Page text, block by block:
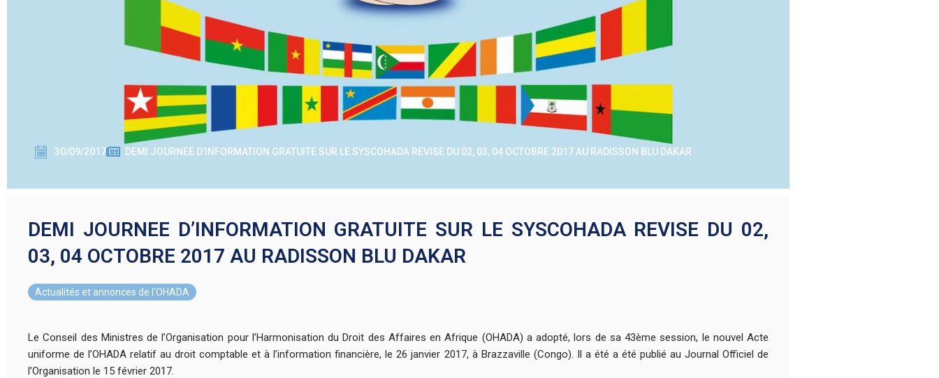
30/09/2017 DEMI JOURNEE D’INFORMATION GRATUITE SUR LE SYSCOHADA REVISE DU 02, 03, 04 OCTOBRE 2017 AU RADISSON BLU DAKAR
DEMI JOURNEE D’INFORMATION GRATUITE SUR LE SYSCOHADA REVISE DU 02,
03, 04 OCTOBRE 2017 AU RADISSON BLU DAKAR
Actualités et annonces de l'OHADA
Le Conseil des Ministres de l’Organisation pour l’Harmonisation du Droit des Affaires en Afrique (OHADA) a adopté, lors de sa 43ème session, le nouvel Acte
uniforme de l’OHADA relatif au droit comptable et à l’information financière, le 26 janvier 2017, à Brazzaville (Congo). Il a été a été publié au Journal Officiel de
l’Organisation le 15 février 2017.